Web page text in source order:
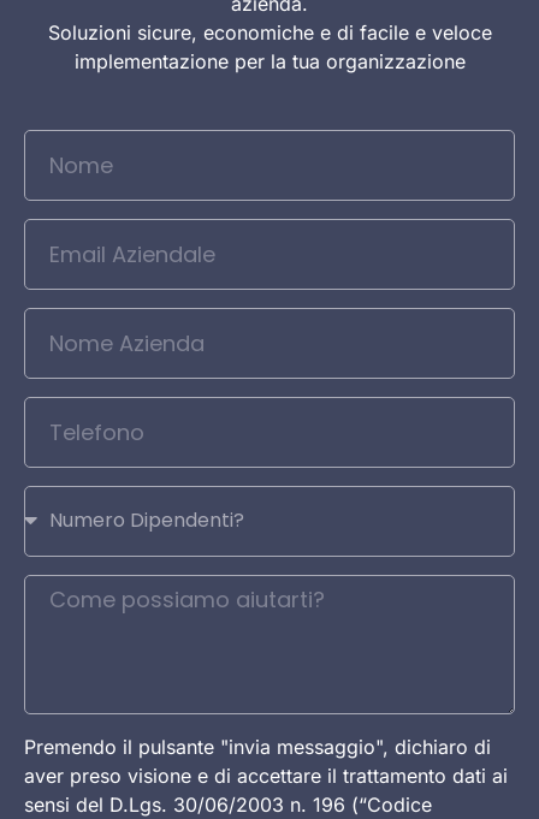
Soluzioni sicure, economiche e di facile e veloce
implementazione per la tua organizzazione
Premendo il pulsante "invia messaggio", dichiaro di
aver preso visione e di accettare il trattamento dati ai
sensi del D.Lgs. 30/06/2003 n. 196 (“Codice